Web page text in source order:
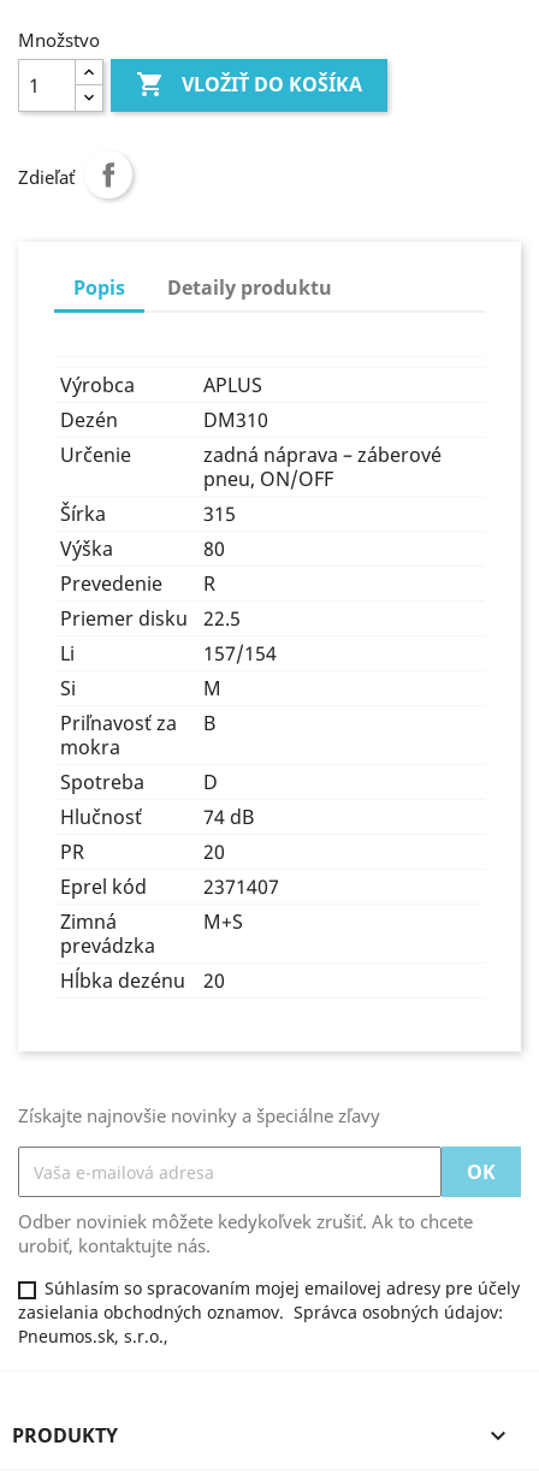
Množstvo
 VLOŽIŤ DO KOŠÍKA
Zdieľať
Popis Detaily produktu
Výrobca
APLUS
Dezén
DM310
Určenie
zadná náprava – záberové
pneu, ON/OFF
Šírka
315
Výška
80
Prevedenie
R
Priemer disku
22.5
Li
157/154
Si
M
Priľnavosť za
mokra
B
Spotreba
D
Hlučnosť
74 dB
PR
20
Eprel kód
2371407
Zimná
prevádzka
M+S
Hĺbka dezénu 20
Získajte najnovšie novinky a špeciálne zľavy
Odber noviniek môžete kedykoľvek zrušiť. Ak to chcete
urobiť, kontaktujte nás.
Súhlasím so spracovaním mojej emailovej adresy pre účely
zasielania obchodných oznamov. Správca osobných údajov:
Pneumos.sk, s.r.o.,
PRODUKTY 